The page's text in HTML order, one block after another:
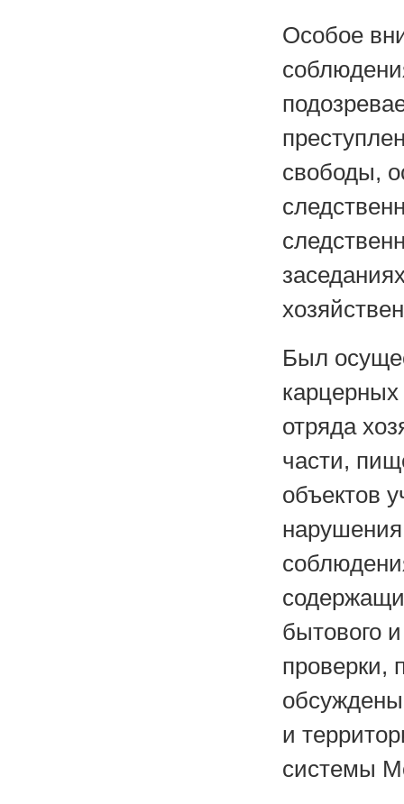
Особое
свободы,
Был
отряда
части,
объектов
нарушения
бытового
проверки,
и
системы